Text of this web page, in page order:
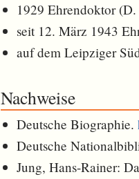
1929 Ehrendoktor
seit 12. März 1943
auf dem Leipziger
Nachweise
Deutsche Biographie.
Deutsche
Jung, Hans-Rainer: